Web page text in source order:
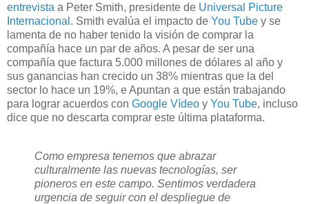
entrevista a Peter Smith, presidente de Universal Picture
Internacional . Smith evalúa el impacto de You Tube y se
lamenta de no haber tenido la visión de comprar la
compañía hace un par de años. A pesar de ser una
compañía que factura 5.000 millones de dólares al año y
sus ganancias han crecido un 38% mientras que la del
sector lo hace un 19%, e Apuntan a que están trabajando
para lograr acuerdos con Google Vídeo y You Tube, incluso
dice que no descarta comprar este última plataforma.
Como empresa tenemos que abrazar
culturalmente las nuevas tecnologías, ser
pioneros en este campo. Sentimos verdadera
urgencia de seguir con el despliegue de